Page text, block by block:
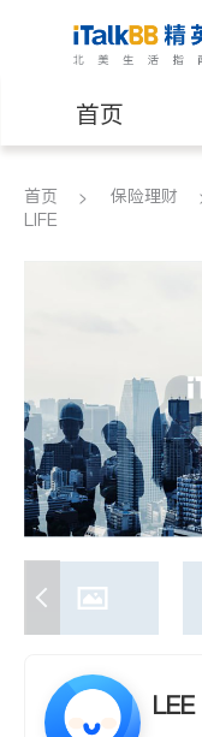
首页
医生
养老
首页 保险理财
LIFE